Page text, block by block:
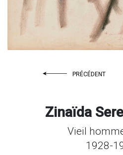
PRÉCÉDENT
Zinaïda
Vieil
1928-